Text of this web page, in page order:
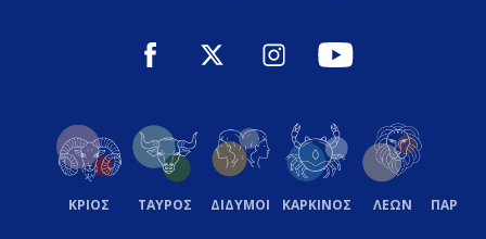
ΚΡΙΟΣ ΤΑΥΡΟΣ ΔΙΔΥΜΟΙ ΚΑΡΚΙΝΟΣ ΛΕΩΝ